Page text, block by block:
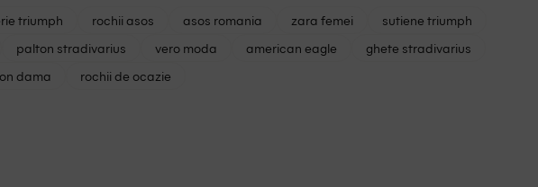
triumph rochii asos asos romania zara femei
sutiene triumph
palton stradivarius vero moda american eagle
ghete stradivarius
dama rochii de ocazie